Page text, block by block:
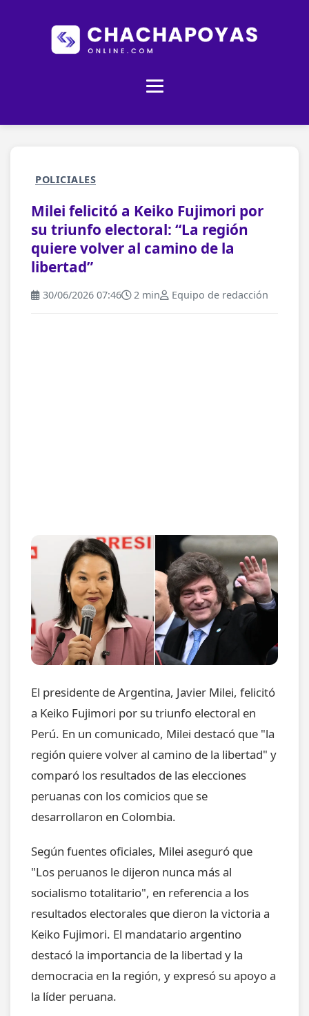
POLICIALES
Milei felicitó a Keiko Fujimori por
su triunfo electoral: “La región
quiere volver al camino de la
libertad”
30/06/2026 07:46 2 min Equipo de redacción
El presidente de Argentina, Javier Milei, felicitó
a Keiko Fujimori por su triunfo electoral en
Perú. En un comunicado, Milei destacó que "la
región quiere volver al camino de la libertad" y
comparó los resultados de las elecciones
peruanas con los comicios que se
desarrollaron en Colombia.
Según fuentes oficiales, Milei aseguró que
"Los peruanos le dijeron nunca más al
socialismo totalitario", en referencia a los
resultados electorales que dieron la victoria a
Keiko Fujimori. El mandatario argentino
destacó la importancia de la libertad y la
democracia en la región, y expresó su apoyo a
la líder peruana.